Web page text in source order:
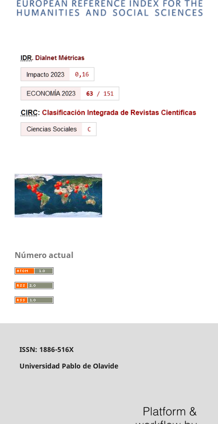
Número actual
ISSN: 1886-516X
Universidad Pablo de Olavide